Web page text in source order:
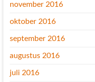
november 2016
oktober 2016
september 2016
augustus 2016
juli 2016